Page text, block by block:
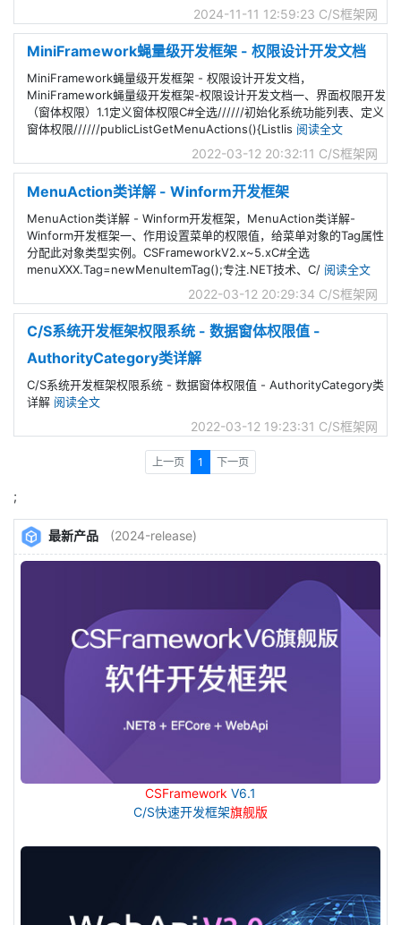
2024-11-11 12:59:23 C/S框架网
MiniFramework蝇量级开发框架 - 权限设计开发文档
MiniFramework蝇量级开发框架 - 权限设计开发文档，
MiniFramework蝇量级开发框架-权限设计开发文档一、界面权限开发
（窗体权限）1.1定义窗体权限C#全选//////初始化系统功能列表、定义
窗体权限//////publicListGetMenuActions(){Listlis 阅读全文
2022-03-12 20:32:11 C/S框架网
MenuAction类详解 - Winform开发框架
MenuAction类详解 - Winform开发框架，MenuAction类详解-
Winform开发框架一、作用设置菜单的权限值，给菜单对象的Tag属性
分配此对象类型实例。CSFrameworkV2.x~5.xC#全选
menuXXX.Tag=newMenuItemTag();专注.NET技术、C/ 阅读全文
2022-03-12 20:29:34 C/S框架网
C/S系统开发框架权限系统 - 数据窗体权限值 -
AuthorityCategory类详解
C/S系统开发框架权限系统 - 数据窗体权限值 - AuthorityCategory类
详解 阅读全文
2022-03-12 19:23:31 C/S框架网
上一页 1 下一页
;
最新产品 (2024-release)
CSFramework V6.1
C/S快速开发框架旗舰版